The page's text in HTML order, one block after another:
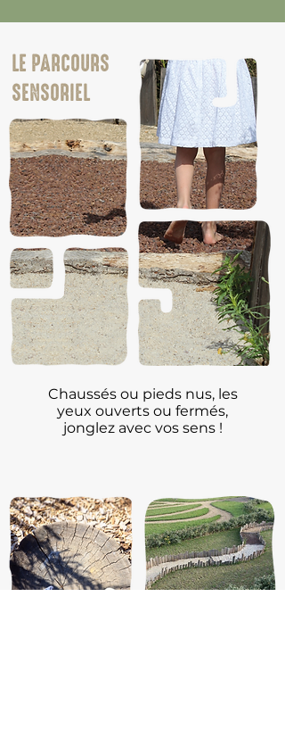
Chaussés ou pieds nus, les
yeux ouverts ou fermés,
jonglez avec vos sens !
LE PARCOURS
SENSORIEL